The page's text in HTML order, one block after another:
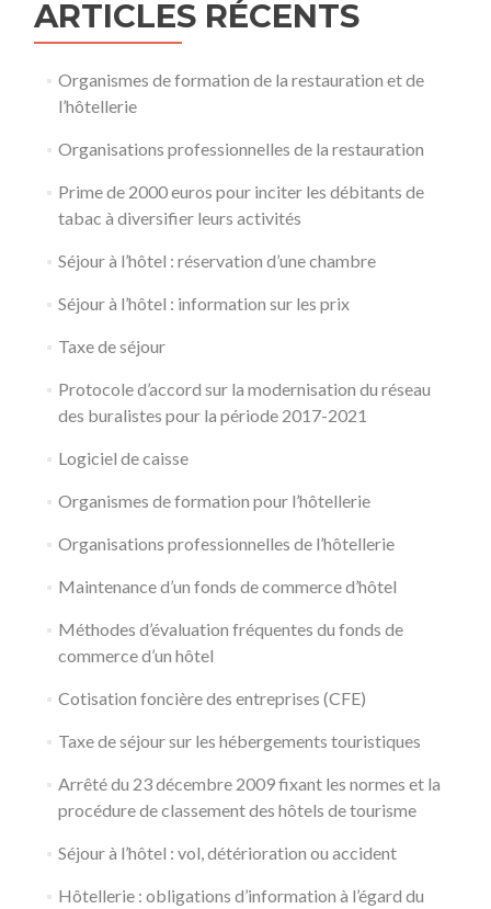
ARTICLES RÉCENTS
Organismes de formation de la restauration et de
l’hôtellerie
Organisations professionnelles de la restauration
Prime de 2000 euros pour inciter les débitants de
tabac à diversifier leurs activités
Séjour à l’hôtel : réservation d’une chambre
Séjour à l’hôtel : information sur les prix
Taxe de séjour
Protocole d’accord sur la modernisation du réseau
des buralistes pour la période 2017-2021
Logiciel de caisse
Organismes de formation pour l’hôtellerie
Organisations professionnelles de l’hôtellerie
Maintenance d’un fonds de commerce d’hôtel
Méthodes d’évaluation fréquentes du fonds de
commerce d’un hôtel
Cotisation foncière des entreprises (CFE)
Taxe de séjour sur les hébergements touristiques
Arrêté du 23 décembre 2009 fixant les normes et la
procédure de classement des hôtels de tourisme
Séjour à l’hôtel : vol, détérioration ou accident
Hôtellerie : obligations d’information à l’égard du